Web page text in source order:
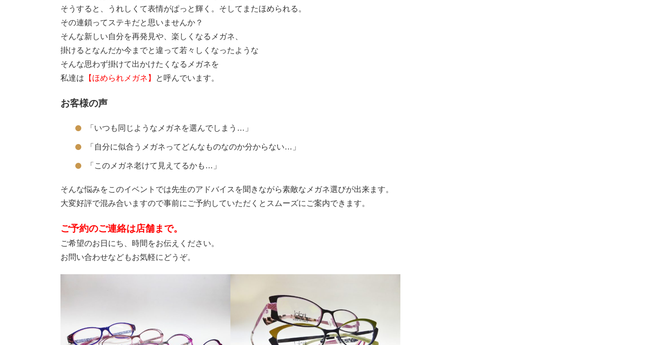
そうすると、うれしくて表情がぱっと輝く。そしてまたほめられる。
その連鎖ってステキだと思いませんか？
そんな新しい自分を再発見や、楽しくなるメガネ、
掛けるとなんだか今までと違って若々しくなったような
そんな思わず掛けて出かけたくなるメガネを
私達は 【ほめられメガネ】 と呼んでいます。
お客様の声
「いつも同じようなメガネを選んでしまう…」
「自分に似合うメガネってどんなものなのか分からない…」
「このメガネ老けて見えてるかも…」
そんな悩みをこのイベントでは先生のアドバイスを聞きながら素敵なメガネ選びが出来ます。
大変好評で混み合いますので事前にご予約していただくとスムーズにご案内できます。
ご予約のご連絡は店舗まで。
ご希望のお日にち、時間をお伝えください。
お問い合わせなどもお気軽にどうぞ。